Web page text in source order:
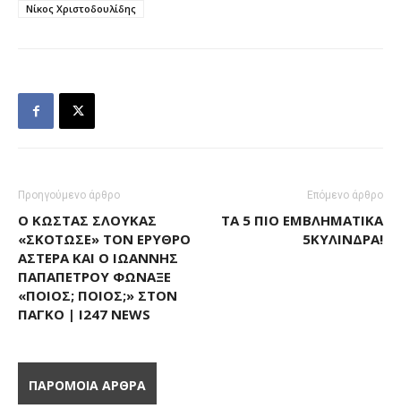
Νίκος Χριστοδουλίδης
Προηγούμενο άρθρο
Ο ΚΏΣΤΑΣ ΣΛΟΎΚΑΣ
«ΣΚΌΤΩΣΕ» ΤΟΝ ΕΡΥΘΡΌ
ΑΣΤΈΡΑ ΚΑΙ Ο ΙΩΆΝΝΗΣ
ΠΑΠΑΠΈΤΡΟΥ ΦΏΝΑΞΕ
«ΠΟΙΟΣ; ΠΟΙΟΣ;» ΣΤΟΝ
ΠΆΓΚΟ | I247 NEWS
Επόμενο άρθρο
ΤΑ 5 ΠΙΟ ΕΜΒΛΗΜΑΤΙΚΆ
5ΚΎΛΙΝΔΡΑ!
ΠΑΡΟΜΟΙΑ ΑΡΘΡΑ